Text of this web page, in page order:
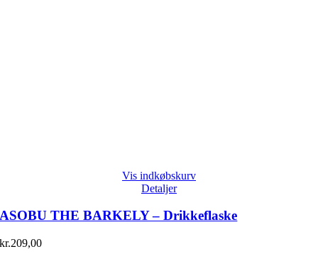
Vis indkøbskurv
Detaljer
ASOBU THE BARKELY – Drikkeflaske
kr.209,00